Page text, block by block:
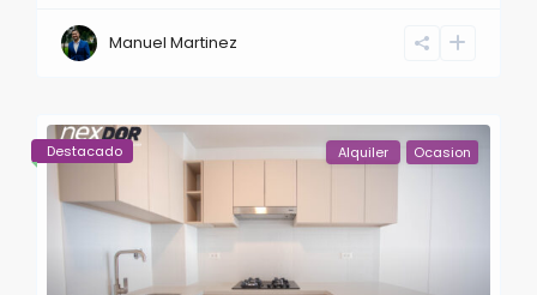
Manuel Martinez
Alquiler Ocasion
Destacado